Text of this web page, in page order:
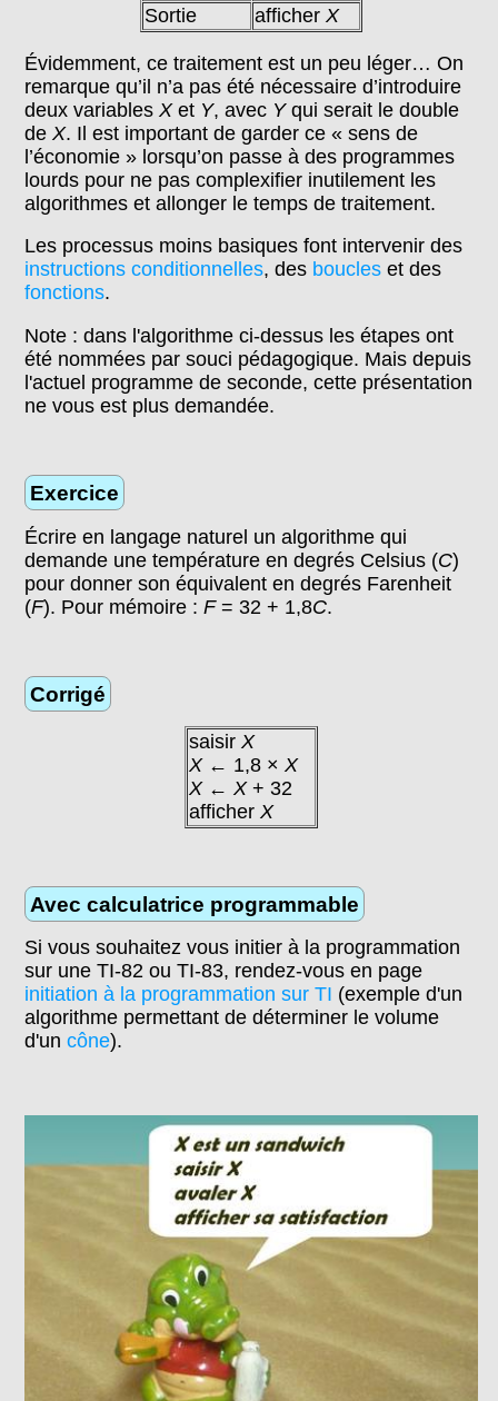
Sortie
afficherX
Évidemment, ce traitement est un peu léger… On
remarque qu’il n’a pas été nécessaire d’introduire
deux variablesXet Y, avec Yqui serait le double
deX. Il est important de garder ce « sens de
l’économie » lorsqu’on passe à des programmes
lourds pour ne pas complexifier inutilement les
algorithmes et allonger le temps de traitement.
Les processus moins basiques font intervenir des
instructions conditionnelles, des boucles et des
fonctions.
Note : dans l'algorithme ci-dessus les étapes ont
été nommées par souci pédagogique. Mais depuis
l'actuel programme de seconde, cette présentation
ne vous est plus demandée.
Exercice
Écrire en langage naturel un algorithme qui
demande une température en degrés Celsius (C)
pour donner son équivalent en degrés Farenheit
(F). Pour mémoire :F= 32 + 1,8C.
Corrigé
saisirX
X← 1,8 ×X
X←X+ 32
afficherX
Avec calculatrice programmable
Si vous souhaitez vous initier à la programmation
sur une TI-82 ou TI-83, rendez-vous en page
initiation à la programmation sur TI (exemple d'un
algorithme permettant de déterminer le volume
d'uncône).